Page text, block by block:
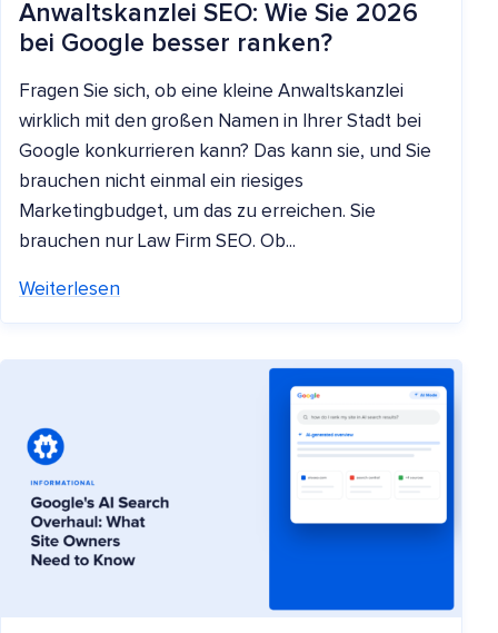
Anwaltskanzlei SEO: Wie Sie 2026
bei Google besser ranken?
Fragen Sie sich, ob eine kleine Anwaltskanzlei
wirklich mit den großen Namen in Ihrer Stadt bei
Google konkurrieren kann? Das kann sie, und Sie
brauchen nicht einmal ein riesiges
Marketingbudget, um das zu erreichen. Sie
brauchen nur Law Firm SEO. Ob...
Weiterlesen